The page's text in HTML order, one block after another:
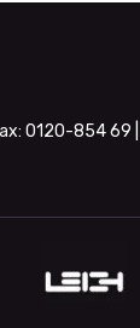
0120-854 69